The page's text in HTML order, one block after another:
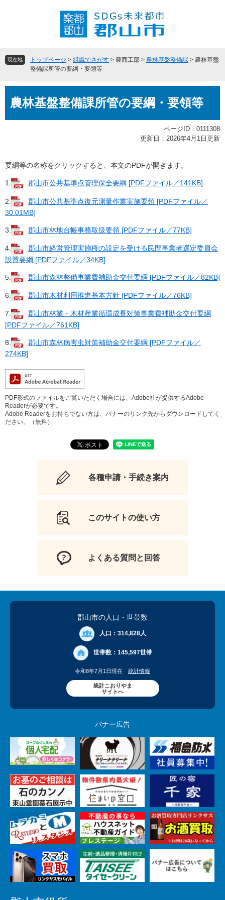
頭
飛
へ
現在地 トップページ > 組織でさがす > 農商工部 > 農林基盤整備課 > 農林基盤
整備課所管の要綱・要領等
文農林基盤整備課所管の要綱・要領等
ページID：0111308
更新日：2026年4月1日更新
要綱等の名称をクリックすると、本文のPDFが開きます。
1. 郡山市公共基準点管理保全要綱 [PDFファイル／141KB]
2.
郡山市公共基準点復元測量作業実施要領 [PDFファイル／
30.01MB]
3. 郡山市林地台帳事務取扱要領 [PDFファイル／77KB]
4.
郡山市経営管理実施権の設定を受ける民間事業者選定委員会
設置要綱 [PDFファイル／34KB]
5. 郡山市森林整備事業費補助金交付要綱 [PDFファイル／82KB]
6. 郡山市木材利用推進基本方針 [PDFファイル／76KB]
7.
郡山市林業・木材産業循環成長対策事業費補助金交付要綱
[PDFファイル／761KB]
8.
郡山市森林病害虫対策補助金交付要綱 [PDFファイル／
274KB]
PDF形式のファイルをご覧いただく場合には、Adobe社が提供するAdobe
Readerが必要です。
Adobe Readerをお持ちでない方は、バナーのリンク先からダウンロードしてく
ださい。（無料）
各種申請・手続き案内
このサイトの使い方
よくある質問と回答
郡山市の人口 ・世帯数
人口： 314,828人
世帯数： 145,597世帯
令和8年7月1日現在 統計情報
統計こおりやま
サイトへ
バナー広告